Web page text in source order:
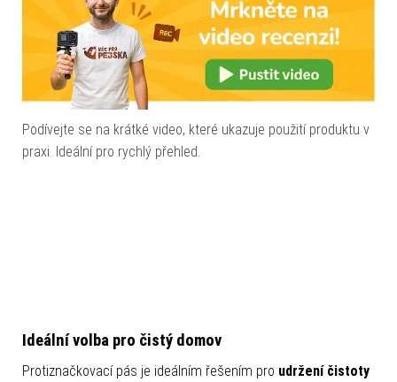
Podívejte se na krátké video, které ukazuje použití produktu v
praxi. Ideální pro rychlý přehled.
Ideální volba pro čistý domov
Protiznačkovací pás je ideálním řešením pro udržení čistoty